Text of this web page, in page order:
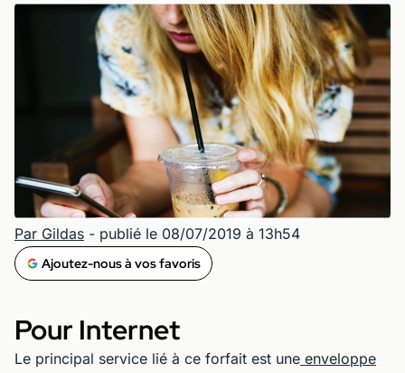
Par Gildas - publié le 08/07/2019 à 13h54
Ajoutez-nous à vos favoris
Pour Internet
Le principal service lié à ce forfait est une enveloppe